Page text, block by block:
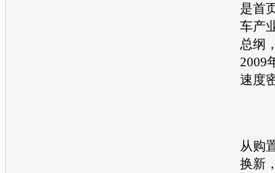
是首
车产
总纲
2009
速度
从购
换新